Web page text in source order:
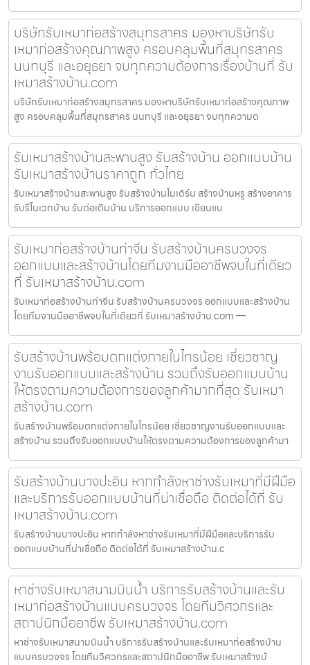
บริษัทรับเหมาก่อสร้างสมุทรสาคร มองหาบริษัทรับ
เหมาก่อสร้างคุณภาพสูง ครอบคลุมพื้นที่สมุทรสาคร
นนทบุรี และอยุธยา จบทุกความต้องการเรื่องบ้านที่ รับ
เหมาสร้างบ้าน.com
บริษัทรับเหมาก่อสร้างสมุทรสาคร มองหาบริษัทรับเหมาก่อสร้างคุณภาพ
สูง ครอบคลุมพื้นที่สมุทรสาคร นนทบุรี และอยุธยา จบทุกความต
รับเหมาสร้างบ้านสะพานสูง รับสร้างบ้าน ออกแบบบ้าน
รับเหมาสร้างบ้านราคาถูก ทั่วไทย
รับเหมาสร้างบ้านสะพานสูง รับสร้างบ้านโมเดิร์น สร้างบ้านหรู สร้างอาคาร
รับรีโนเวทบ้าน รับต่อเติมบ้าน บริการออกแบบ เขียนแบ
รับเหมาก่อสร้างบ้านท่าจีน รับสร้างบ้านครบวงจร
ออกแบบและสร้างบ้านโดยทีมงานมืออาชีพจบในที่เดียว
ที่ รับเหมาสร้างบ้าน.com
รับเหมาก่อสร้างบ้านท่าจีน รับสร้างบ้านครบวงจร ออกแบบและสร้างบ้าน
โดยทีมงานมืออาชีพจบในที่เดียวที่ รับเหมาสร้างบ้าน.com —
รับสร้างบ้านพร้อมตกแต่งภายในไทรน้อย เชี่ยวชาญ
งานรับออกแบบและสร้างบ้าน รวมถึงรับออกแบบบ้าน
ให้ตรงตามความต้องการของลูกค้ามากที่สุด รับเหมา
สร้างบ้าน.com
รับสร้างบ้านพร้อมตกแต่งภายในไทรน้อย เชี่ยวชาญงานรับออกแบบและ
สร้างบ้าน รวมถึงรับออกแบบบ้านให้ตรงตามความต้องการของลูกค้ามา
รับสร้างบ้านบางปะอิน หากกำลังหาช่างรับเหมาที่มีฝีมือ
และบริการรับออกแบบบ้านที่น่าเชื่อถือ ติดต่อได้ที่ รับ
เหมาสร้างบ้าน.com
รับสร้างบ้านบางปะอิน หากกำลังหาช่างรับเหมาที่มีฝีมือและบริการรับ
ออกแบบบ้านที่น่าเชื่อถือ ติดต่อได้ที่ รับเหมาสร้างบ้าน.c
หาช่างรับเหมาสนามบินน้ำ บริการรับสร้างบ้านและรับ
เหมาก่อสร้างบ้านแบบครบวงจร โดยทีมวิศวกรและ
สถาปนิกมืออาชีพ รับเหมาสร้างบ้าน.com
หาช่างรับเหมาสนามบินน้ำ บริการรับสร้างบ้านและรับเหมาก่อสร้างบ้าน
แบบครบวงจร โดยทีมวิศวกรและสถาปนิกมืออาชีพ รับเหมาสร้างบ้